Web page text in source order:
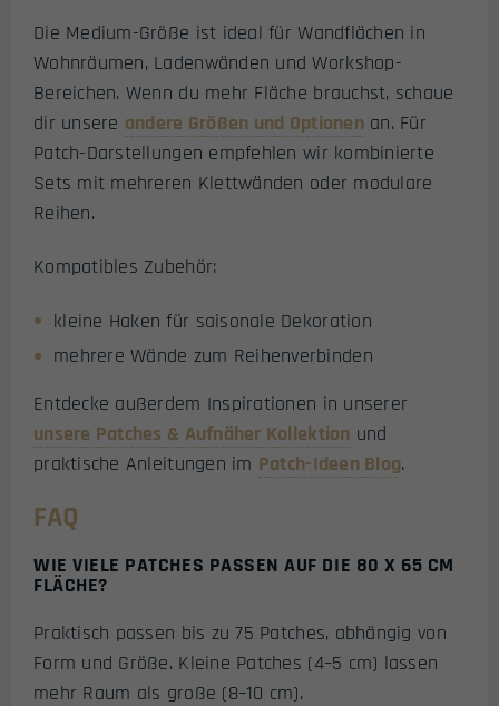
Die Medium-Größe ist ideal für Wandflächen in
Wohnräumen, Ladenwänden und Workshop-
Bereichen. Wenn du mehr Fläche brauchst, schaue
dir unsere andere Größen und Optionenan. Für
Patch-Darstellungen empfehlen wir kombinierte
Sets mit mehreren Klettwänden oder modulare
Reihen.
Kompatibles Zubehör:
kleine Haken für saisonale Dekoration
mehrere Wände zum Reihenverbinden
Entdecke außerdem Inspirationen in unserer
unsere Patches & Aufnäher Kollektion und
praktische Anleitungen im Patch-Ideen Blog.
FAQ
WIE VIELE PATCHES PASSEN AUF DIE 80 X 65 CM
FLÄCHE?
Praktisch passen bis zu 75 Patches, abhängig von
Form und Größe. Kleine Patches (4–5 cm) lassen
mehr Raum als große (8–10 cm).